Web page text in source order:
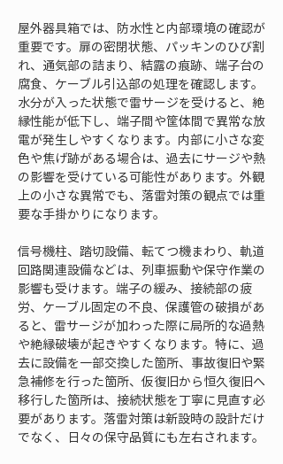
屋外器具箱では、防水性と内部環境の確認が
重要です。扉の密閉状態、パッキンのひび割
れ、通気部の詰まり、結露の痕跡、端子台の
腐食、ケーブル引込部の処理を確認します。
水分が入った状態で雷サージを受けると、絶
縁性能が低下し、端子間や筐体間で異常な放
電が発生しやすくなります。内部に小さな変
色や焦げ跡がある場合は、過去にサージや熱
の影響を受けている可能性があります。外観
上の小さな異常でも、落雷対策の観点では重
要な手掛かりになります。
信号機柱、踏切設備、転てつ機まわり、軌道
回路関連設備などは、列車振動や保守作業の
影響も受けます。端子の緩み、接続部の疲
労、ケーブル固定の不良、保護管の破損があ
ると、雷サージが加わった際に局所的な過熱
や絶縁破壊が起きやすくなります。特に、過
去に設備を一部交換した箇所、事故復旧や緊
急補修を行った箇所、仮復旧から恒久復旧へ
移行した箇所は、接続状態を丁寧に見直す必
要があります。落雷対策は新設時の設計だけ
でなく、日々の保守品質にも左右されます。